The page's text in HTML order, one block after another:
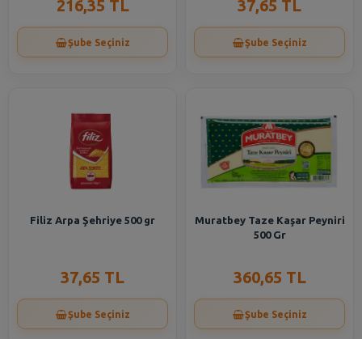
216,35 TL
Şube Seçiniz
37,65 TL
Şube Seçiniz
Filiz Arpa Şehriye 500 gr
37,65 TL
Şube Seçiniz
Muratbey Taze Kaşar Peyniri
500 Gr
360,65 TL
Şube Seçiniz